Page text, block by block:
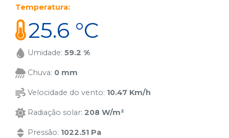
Temperatura:
25.6 °C
Umidade: 59.2 %
Chuva: 0 mm
Velocidade do vento: 10.47 Km/h
Radiação solar: 208 W/m²
Pressão: 1022.51 Pa